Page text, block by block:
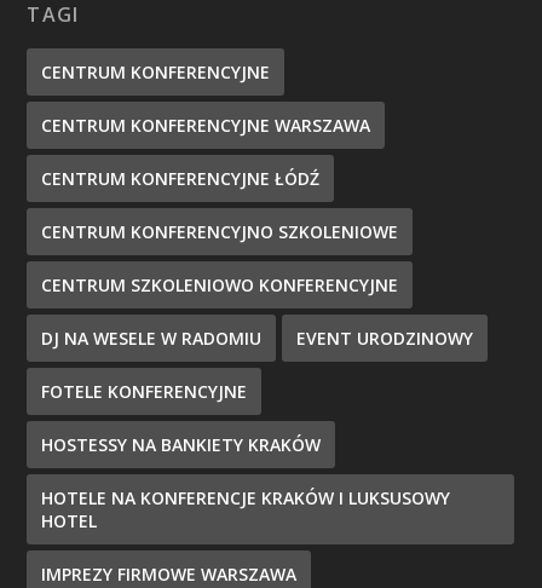
TAGI
CENTRUM KONFERENCYJNE
CENTRUM KONFERENCYJNE WARSZAWA
CENTRUM KONFERENCYJNE ŁÓDŹ
CENTRUM KONFERENCYJNO SZKOLENIOWE
CENTRUM SZKOLENIOWO KONFERENCYJNE
DJ NA WESELE W RADOMIU EVENT URODZINOWY
FOTELE KONFERENCYJNE
HOSTESSY NA BANKIETY KRAKÓW
HOTELE NA KONFERENCJE KRAKÓW I LUKSUSOWY
HOTEL
IMPREZY FIRMOWE WARSZAWA